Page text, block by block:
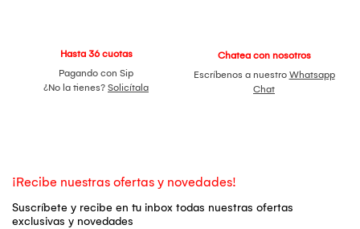
Hasta 36 cuotas
Pagando con Sip
¿No la tienes? Solicítala
Chatea con nosotros
Escríbenos a nuestro Whatsapp
Chat
¡Recibe nuestras ofertas y novedades!
Suscríbete y recibe en tu inbox todas nuestras ofertas
exclusivas y novedades